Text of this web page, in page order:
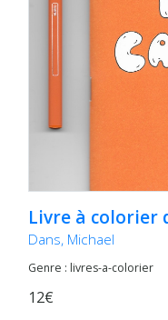
Livre à colorier
Dans, Michael
Genre : livres-a-colorier
12€